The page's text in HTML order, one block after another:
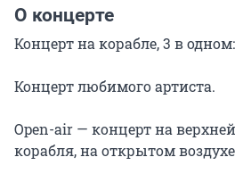
О концерте
Концерт на корабле, 3 в одном:
Концерт любимого артиста.
Open-air — концерт на
корабля, на открытом